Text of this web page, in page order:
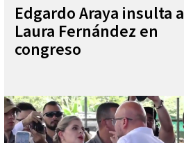
Edgardo Araya insulta a
Laura Fernández en
congreso